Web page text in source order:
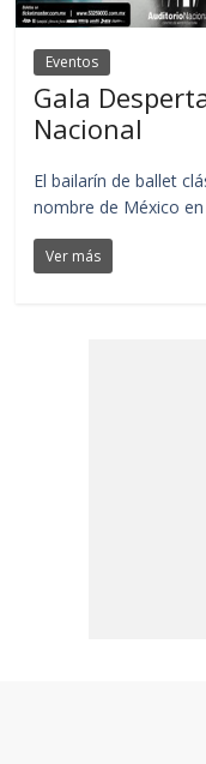
Eventos
Gala
Nacional
El bailarín de ballet
nombre de México
Ver más